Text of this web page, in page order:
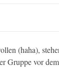
(haha),
Gruppe vor